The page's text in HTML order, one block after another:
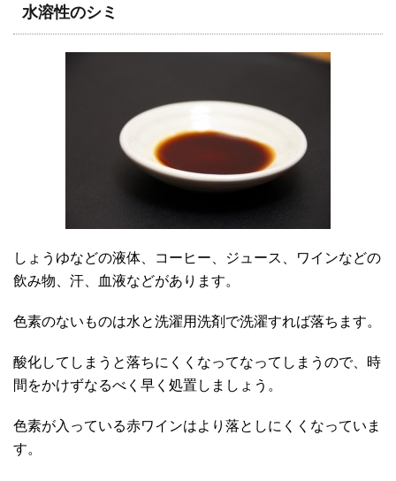
水溶性のシミ
しょうゆなどの液体、コーヒー、ジュース、ワインなどの
飲み物、汗、血液などがあります。
色素のないものは水と洗濯用洗剤で洗濯すれば落ちます。
酸化してしまうと落ちにくくなってなってしまうので、時
間をかけずなるべく早く処置しましょう。
色素が入っている赤ワインはより落としにくくなっていま
す。